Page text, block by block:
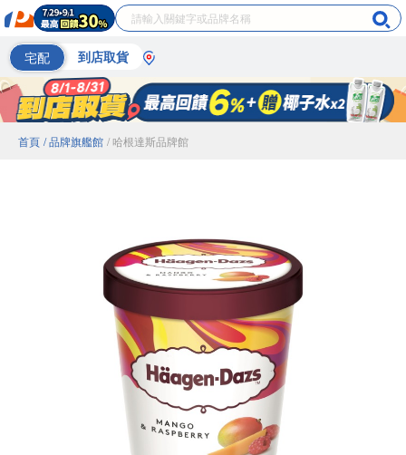
宅配 到店取貨
首頁 / 品牌旗艦館 / 哈根達斯品牌館